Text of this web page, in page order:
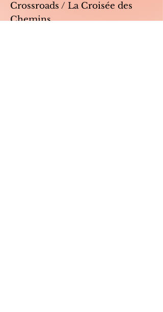
Crossroads / La Croisée des
Chemins.